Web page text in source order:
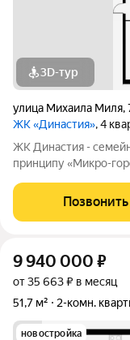
3D-тур
улица Михаила Миля,
ЖК «Династия», 4
ЖК Династия -
принципу «Микро-
метро
социально-
Позвонить
9 940 000 ₽
от 35 663 ₽ в месяц
51,7 м²
2-комн.
новостройка